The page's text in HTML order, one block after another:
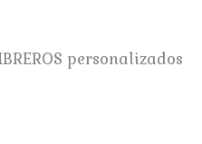
personalizados